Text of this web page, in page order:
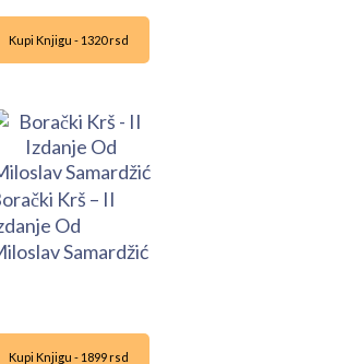
Kupi Knjigu - 1320 rsd
Krš – II
Od
Samardžić
Kupi Knjigu - 1899 rsd